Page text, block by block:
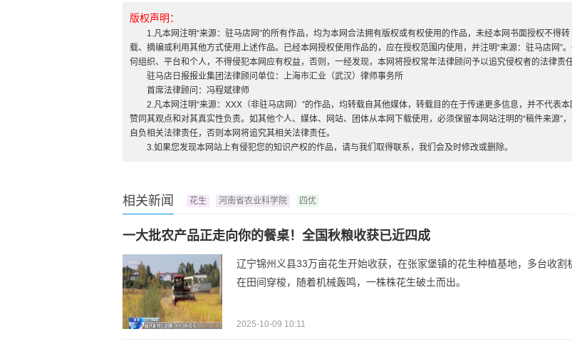
版权声明：
1.凡本网注明“来源：驻马店网”的所有作品，均为本网合法拥有版权或有权使用的作品，未经本网书面授权不得转
载、摘编或利用其他方式使用上述作品。已经本网授权使用作品的，应在授权范围内使用，并注明“来源：驻马店网”
何组织、平台和个人，不得侵犯本网应有权益，否则，一经发现，本网将授权常年法律顾问予以追究侵权者的法律责任
驻马店日报报业集团法律顾问单位：上海市汇业（武汉）律师事务所
首席法律顾问：冯程斌律师
2.凡本网注明“来源：XXX（非驻马店网）”的作品，均转载自其他媒体，转载目的在于传递更多信息，并不代表本
赞同其观点和对其真实性负责。如其他个人、媒体、网站、团体从本网下载使用，必须保留本网站注明的“稿件来源”
自负相关法律责任，否则本网将追究其相关法律责任。
3.如果您发现本网站上有侵犯您的知识产权的作品，请与我们取得联系，我们会及时修改或删除。
相关新闻 花生 河南省农业科学院 四优
一大批农产品正走向你的餐桌！全国秋粮收获已近四成
辽宁锦州义县33万亩花生开始收获，在张家堡镇的花生种植基地，多台收割
在田间穿梭，随着机械轰鸣，一株株花生破土而出。
2025-10-09 10:11